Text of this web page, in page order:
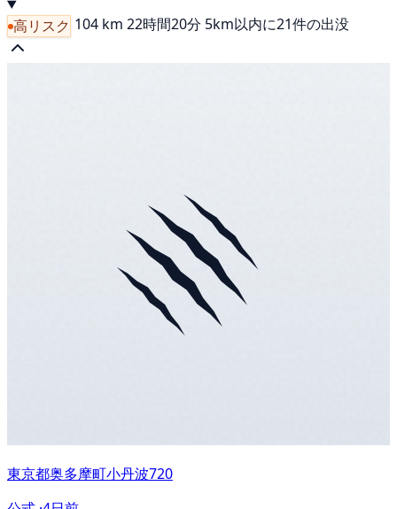
高リスク 104 km 22時間20分 5km以内に21件の出没
東京都奥多摩町小丹波720